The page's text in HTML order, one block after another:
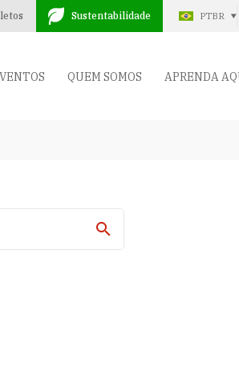
Sustentabilidade PTBR
QUEM SOMOS APRENDA